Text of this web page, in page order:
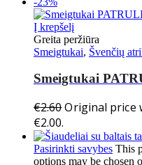
Į krepšelį
Greita peržiūra
Smeigtukai, Švenčių
Smeigtukai
€2.60Original price
€2.00.
Pasirinkti savybes This
options may be chosen